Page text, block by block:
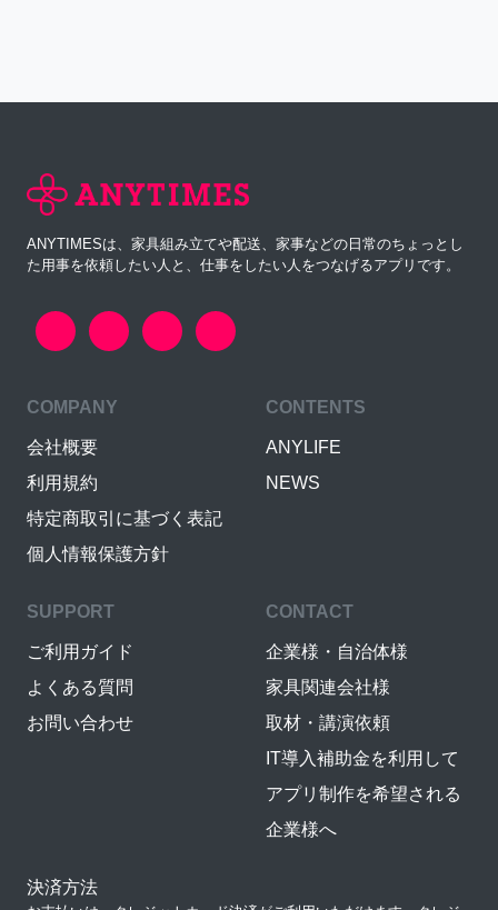
ANYTIMESは、家具組み立てや配送、家事などの日常のちょっとし
た用事を依頼したい人と、仕事をしたい人をつなげるアプリです。
COMPANY
会社概要
利用規約
特定商取引に基づく表記
個人情報保護方針
CONTENTS
ANYLIFE
NEWS
SUPPORT
ご利用ガイド
よくある質問
お問い合わせ
CONTACT
企業様・自治体様
家具関連会社様
取材・講演依頼
IT導入補助金を利用して
アプリ制作を希望される
企業様へ
決済方法